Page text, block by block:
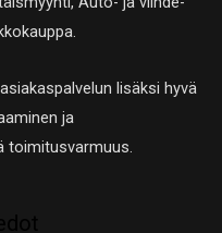
lisäksi hyvä
ja
toimitusvarmuus.